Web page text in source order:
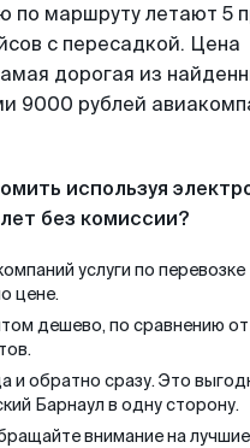
по маршруту летают 5
с пересадкой. Цена
дорогая из
9000 рублей
используя
без комиссии?
услуги по перевозке
цене.
дешево, по сравнению
и обратно сразу. Это
Барнаул в одну сторону.
внимание на лучшие